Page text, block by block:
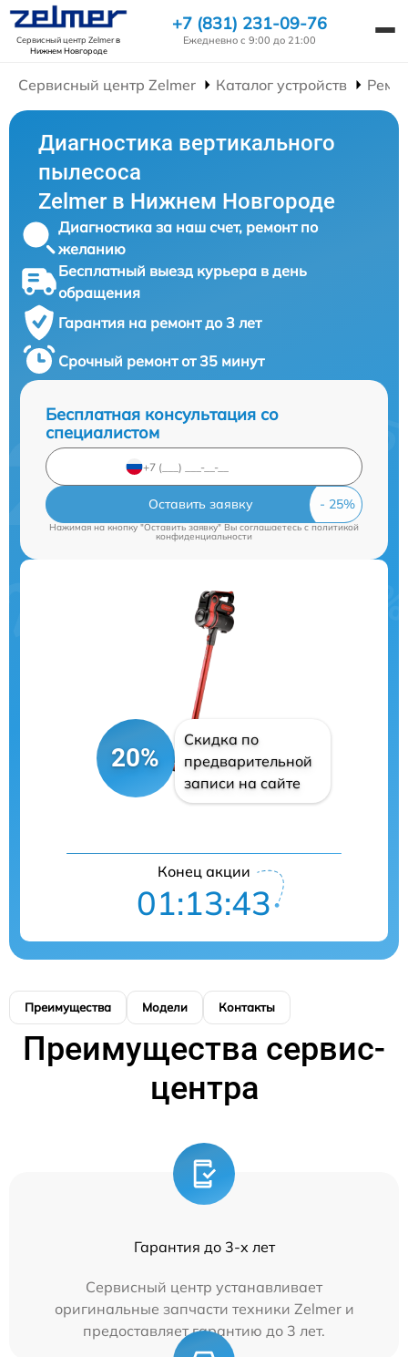
Сервисный центр Zelmerв
Нижнем Новгороде
+7 (831) 231-09-76
Ежедневно с 9:00 до 21:00
Сервисный центр Zelmer Каталог устройств
Диагностика вертикального
пылесоса
Zelmer в Нижнем Новгороде
Диагностика за наш счет, ремонт по
желанию
Бесплатный выезд курьера в день
обращения
Гарантия на ремонт до 3 лет
Срочный ремонт от 35 минут
Бесплатная консультация со
специалистом
Оставить заявку
Нажимая на кнопку "Оставить заявку" Вы соглашаетесь c политикой
конфиденциальности
20%
Скидка по
предварительной
записи на сайте
Конец акции
01:13:43
Преимущества Модели Контакты
Преимущества сервис-
центра
Гарантия до 3-х лет
Сервисный центр устанавливает
оригинальные запчасти техники Zelmer и
предоставляет гарантию до 3 лет.